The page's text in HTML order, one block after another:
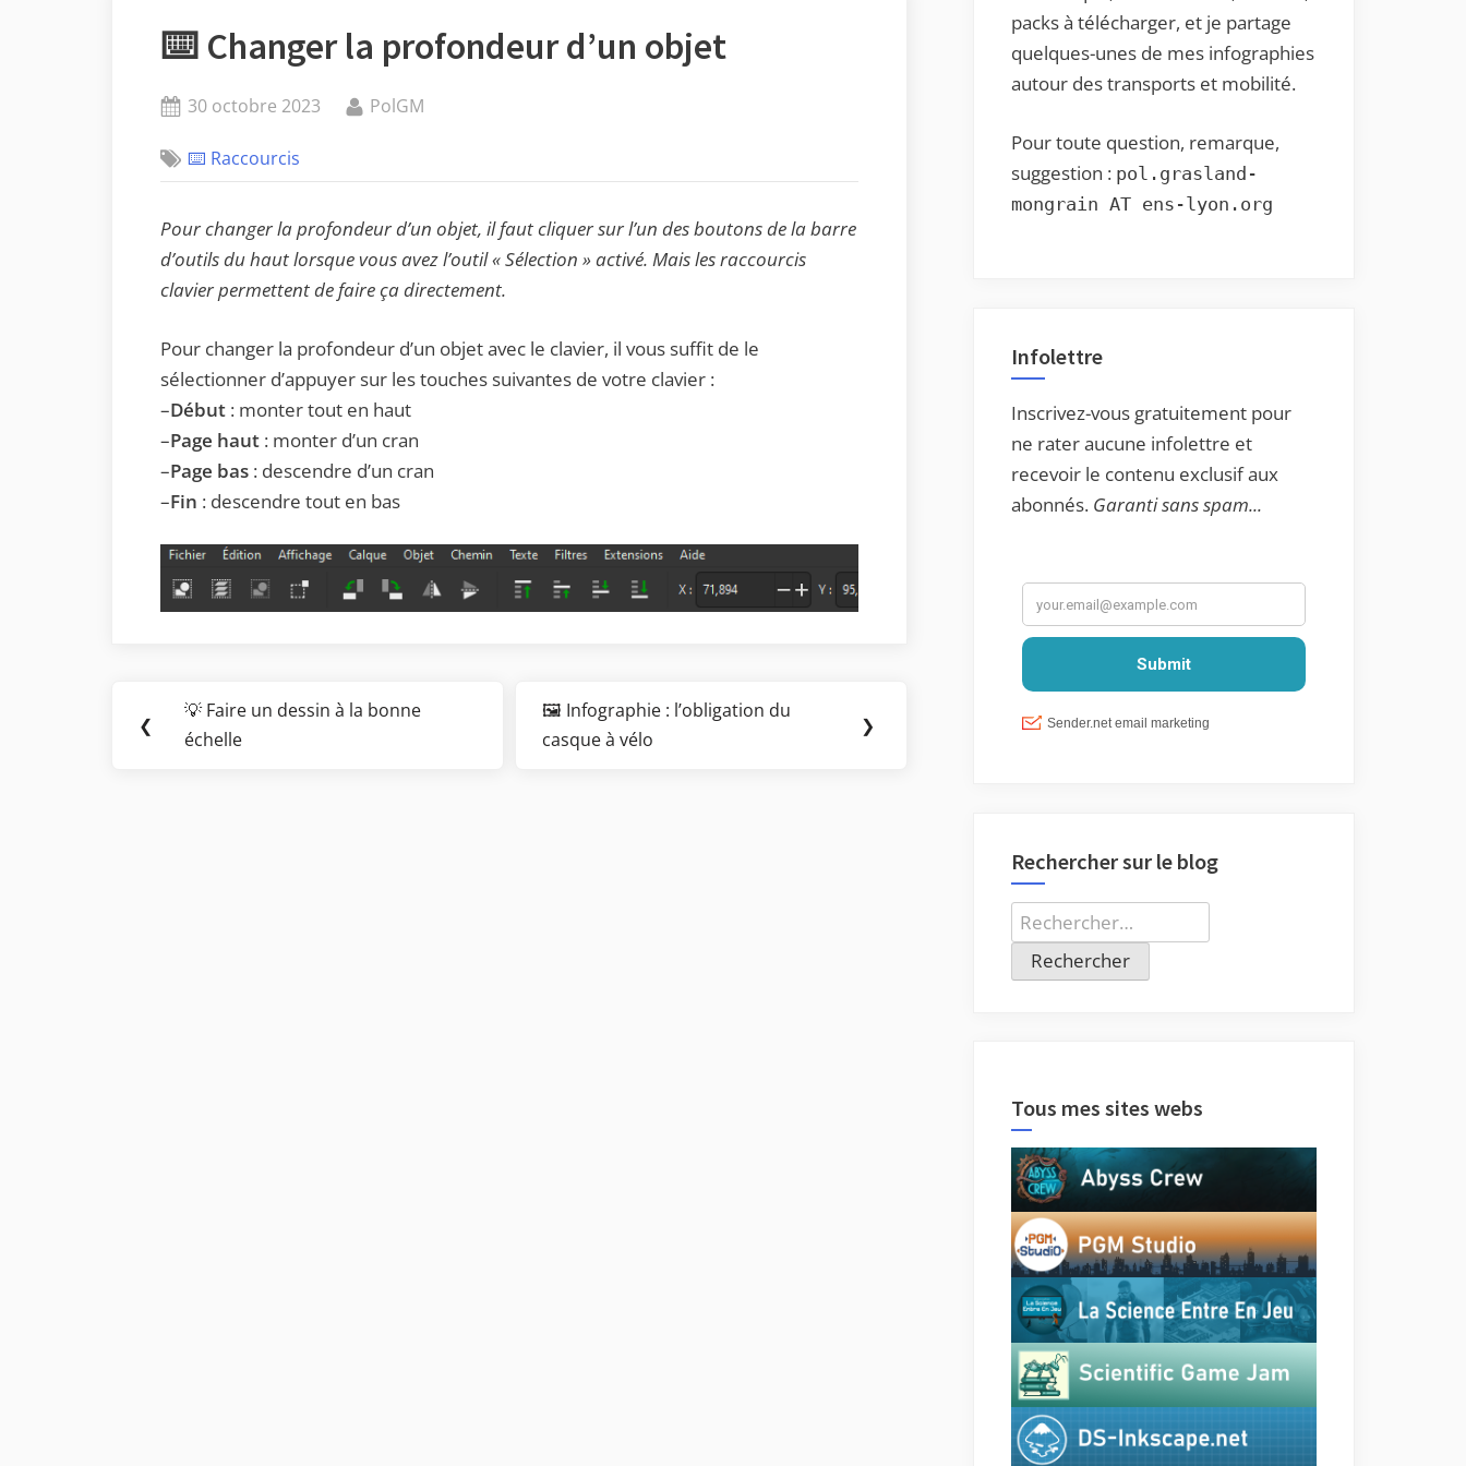
⌨️ Changer la profondeur d’un objet
Posted
30 octobre 2023 By
PolGM
⌨️ Raccourcis
Pour changer la profondeur d’un objet, il faut cliquer sur l’un des boutons de la barre
d’outils du haut lorsque vous avez l’outil « Sélection » activé. Mais les raccourcis
clavier permettent de faire ça directement.
Pour changer la profondeur d’un objet avec le clavier, il vous suffit de le
sélectionner d’appuyer sur les touches suivantes de votre clavier :
–Début : monter tout en haut
–Page haut : monter d’un cran
–Page bas : descendre d’un cran
–Fin : descendre tout en bas
Navigation
de❮
Previous
Post:
💡 Faire un dessin à la bonne
échelle
Next
Post:
🖼️ Infographie : l’obligation du
casque à vélo
❯
packs à télécharger, et je partage
quelques-unes de mes infographies
autour des transports et mobilité.
Pour toute question, remarque,
suggestion : pol.grasland-
mongrain AT ens-lyon.org
Infolettre
Inscrivez-vous gratuitement pour
ne rater aucune infolettre et
recevoir le contenu exclusif aux
abonnés. Garanti sans spam...
Rechercher sur le blog
Rechercher :
Tous mes sites webs